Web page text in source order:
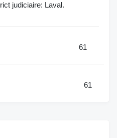
judiciaire: Laval.
61
61